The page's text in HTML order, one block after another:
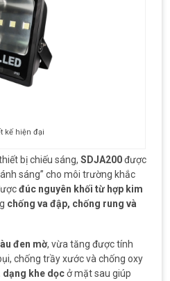
kế hiện đại
bị chiếu sáng, SDJA200được
sáng” cho môi trường khắc
đúc nguyên khối từ hợp kim
chống va đập, chống rung và
đen mờ, vừa tăng được tính
chống trầy xước và chống oxy
dạng khe dọcở mặt sau giúp